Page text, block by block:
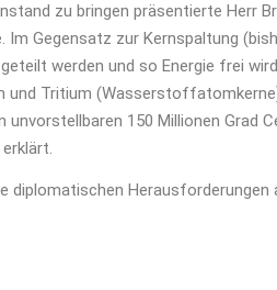
zu bringen präsentierte Herr
Im Gegensatz zur Kernspaltung
werden und so Energie frei
und Tritium
150 Millionen Grad
diplomatischen